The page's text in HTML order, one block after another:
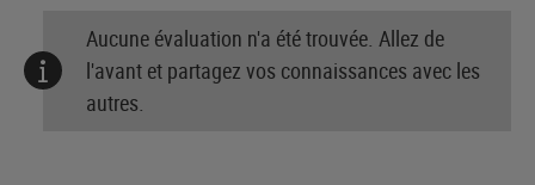
Aucune évaluation n'a été trouvée. Allez de
l'avant et partagez vos connaissances avec les
autres.